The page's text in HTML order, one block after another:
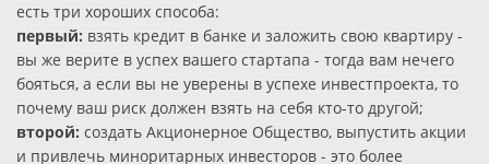
есть три хороших способа:
первый: взять кредит в банке и заложить свою квартиру -
вы же верите в успех вашего стартапа - тогда вам нечего
бояться, а если вы не уверены в успехе инвестпроекта, то
почему ваш риск должен взять на себя кто-то другой;
второй: создать Акционерное Общество, выпустить акции
и привлечь миноритарных инвесторов - это более